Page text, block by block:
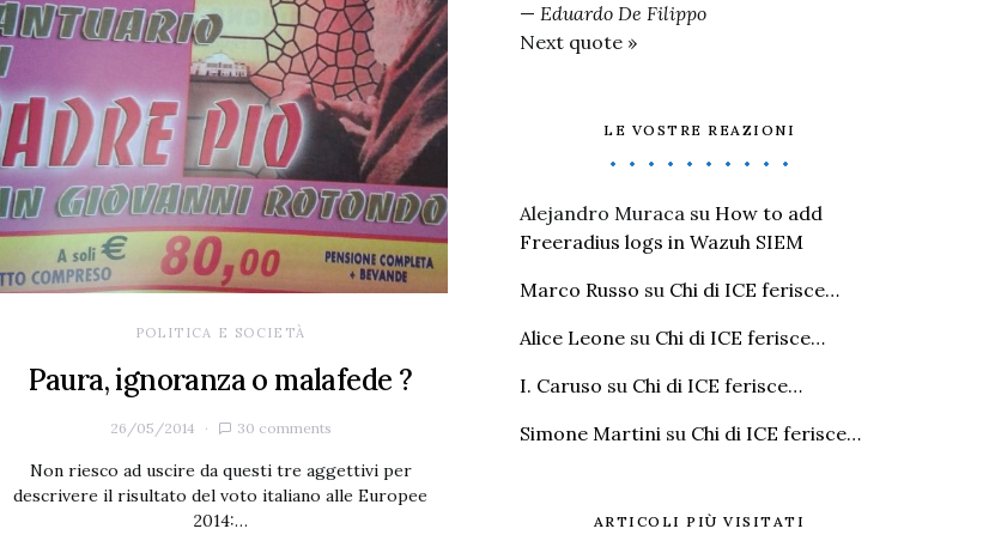
POLITICA E SOCIETÀ
Paura, ignoranza o malafede ?
26/05/2014 30 comments
Non riesco ad uscire da questi tre aggettivi per
descrivere il risultato del voto italiano alle Europee
2014:…
— Eduardo De Filippo
Next quote »
LE VOSTRE REAZIONI
Alejandro Muraca su How to add
Freeradius logs in Wazuh SIEM
Marco Russo su Chi di ICE ferisce…
Alice Leone su Chi di ICE ferisce…
I. Caruso su Chi di ICE ferisce…
Simone Martini su Chi di ICE ferisce…
ARTICOLI PIÙ VISITATI